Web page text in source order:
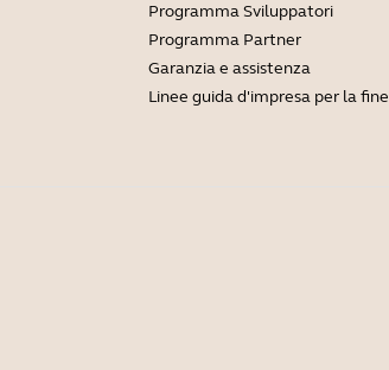
Programma Sviluppatori
Programma Partner
Garanzia e assistenza
Linee guida d'impresa per la